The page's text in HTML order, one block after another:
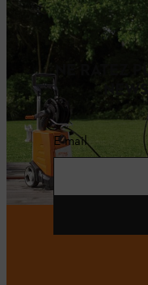
NE RATEZ
E-mail